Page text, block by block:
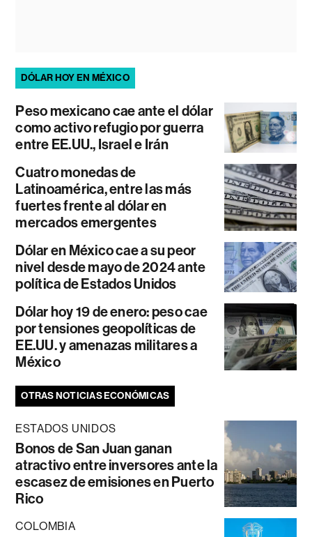
DÓLAR HOY EN MÉXICO
Peso mexicano cae ante el dólar
como activo refugio por guerra
entre EE.UU., Israel e Irán
Cuatro monedas de
Latinoamérica, entre las más
fuertes frente al dólar en
mercados emergentes
Dólar en México cae a su peor
nivel desde mayo de 2024 ante
política de Estados Unidos
Dólar hoy 19 de enero: peso cae
por tensiones geopolíticas de
EE.UU. y amenazas militares a
México
OTRAS NOTICIAS ECONÓMICAS
ESTADOS UNIDOS
Bonos de San Juan ganan
atractivo entre inversores ante la
escasez de emisiones en Puerto
Rico
COLOMBIA